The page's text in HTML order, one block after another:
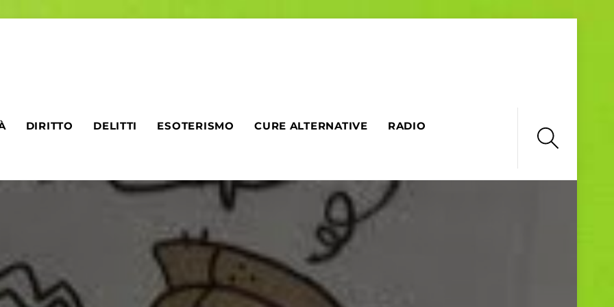
DIRITTO DELITTI ESOTERISMO CURE ALTERNATIVE
RADIO